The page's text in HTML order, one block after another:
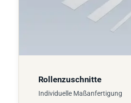
Rollenzuschnitte
Individuelle Maßanfertigung